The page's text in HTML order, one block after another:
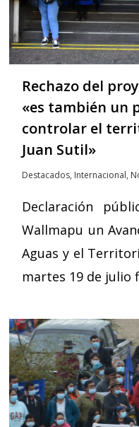
Rechazo del
«es también un
controlar el
Juan Sutil»
Destacados, Internacional,
Declaración
Wallmapu un
Aguas y el
martes 19 de julio